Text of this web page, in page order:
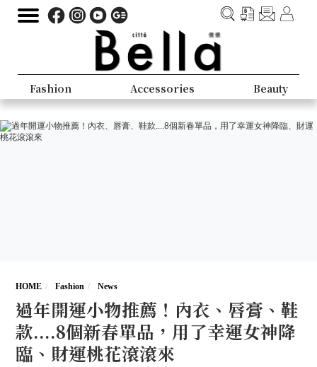
Fashion Accessories Beauty
HOME Fashion News
過年開運小物推薦！內衣、唇膏、鞋
款....8個新春單品，用了幸運女神降
臨、財運桃花滾滾來